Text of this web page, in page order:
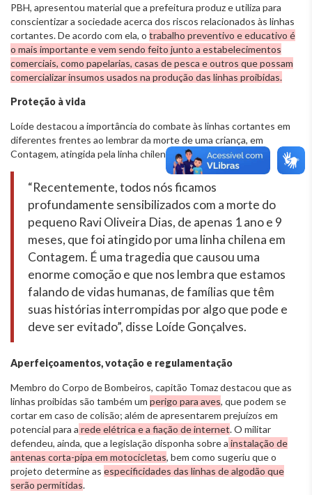
PBH, apresentou material que a prefeitura produz e utiliza para
conscientizar a sociedade acerca dos riscos relacionados às linhas
cortantes. De acordo com ela, o trabalho preventivo e educativo é
o mais importante e vem sendo feito junto a estabelecimentos
comerciais, como papelarias, casas de pesca e outros que possam
comercializar insumos usados na produção das linhas proibidas.
Proteção à vida
Loíde destacou a importância do combate às linhas cortantes em
diferentes frentes ao lembrar da morte de uma criança, em
Contagem, atingida pela linha chilena.
“Recentemente, todos nós ficamos
profundamente sensibilizados com a morte do
pequeno Ravi Oliveira Dias, de apenas 1 ano e 9
meses, que foi atingido por uma linha chilena em
Contagem. É uma tragedia que causou uma
enorme comoção e que nos lembra que estamos
falando de vidas humanas, de famílias que têm
suas histórias interrompidas por algo que pode e
deve ser evitado”, disse Loíde Gonçalves.
Aperfeiçoamentos, votação e regulamentação
Membro do Corpo de Bombeiros, capitão Tomaz destacou que as
linhas proibidas são também um perigo para aves, que podem se
cortar em caso de colisão; além de apresentarem prejuízos em
potencial para a rede elétrica e a fiação de internet. O militar
defendeu, ainda, que a legislação disponha sobre a instalação de
antenas corta-pipa em motocicletas, bem como sugeriu que o
projeto determine as especificidades das linhas de algodão que
serão permitidas.